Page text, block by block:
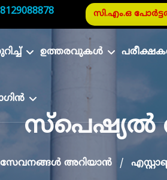
8129088878 സി.എം.ഒ
ഉത്തരവുകൾ
സേവനങ്ങൾ അറിയാൻ